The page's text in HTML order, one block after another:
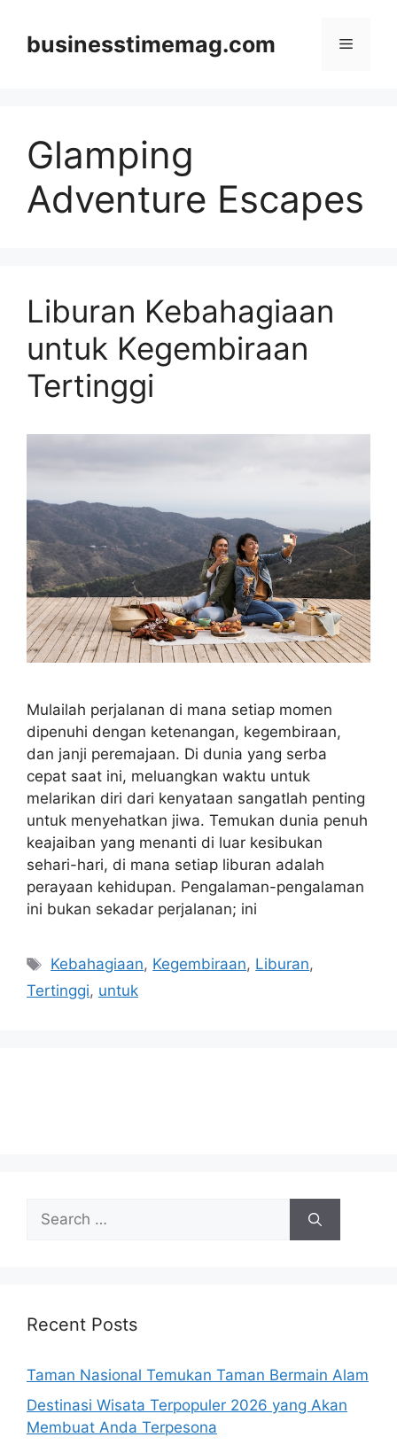
contentbusinesstimemag.com Menu
Glamping
Adventure Escapes
Liburan Kebahagiaan
untuk Kegembiraan
Tertinggi
Mulailah perjalanan di mana setiap momen
dipenuhi dengan ketenangan, kegembiraan,
dan janji peremajaan. Di dunia yang serba
cepat saat ini, meluangkan waktu untuk
melarikan diri dari kenyataan sangatlah penting
untuk menyehatkan jiwa. Temukan dunia penuh
keajaiban yang menanti di luar kesibukan
sehari-hari, di mana setiap liburan adalah
perayaan kehidupan. Pengalaman-pengalaman
ini bukan sekadar perjalanan; ini
Tags
Kebahagiaan, Kegembiraan, Liburan,
Tertinggi, untuk
Search
for:
Recent Posts
Taman Nasional Temukan Taman Bermain Alam
Destinasi Wisata Terpopuler 2026 yang Akan
Membuat Anda Terpesona